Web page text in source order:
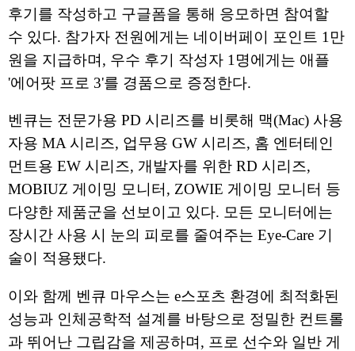
후기를 작성하고 구글폼을 통해 응모하면 참여할
수 있다. 참가자 전원에게는 네이버페이 포인트 1만
원을 지급하며, 우수 후기 작성자 1명에게는 애플
'에어팟 프로 3'를 경품으로 증정한다.
벤큐는 전문가용 PD 시리즈를 비롯해 맥(Mac) 사용
자용 MA 시리즈, 업무용 GW 시리즈, 홈 엔터테인
먼트용 EW 시리즈, 개발자를 위한 RD 시리즈,
MOBIUZ 게이밍 모니터, ZOWIE 게이밍 모니터 등
다양한 제품군을 선보이고 있다. 모든 모니터에는
장시간 사용 시 눈의 피로를 줄여주는 Eye-Care 기
술이 적용됐다.
이와 함께 벤큐 마우스는 e스포츠 환경에 최적화된
성능과 인체공학적 설계를 바탕으로 정밀한 컨트롤
과 뛰어난 그립감을 제공하며, 프로 선수와 일반 게